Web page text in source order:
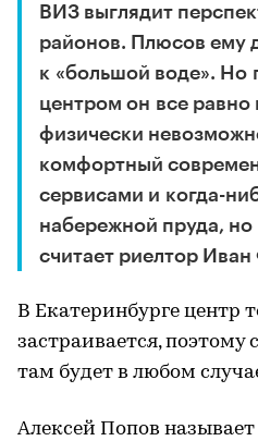
ВИЗ выглядит
районов. Плюсов ему
к «большой воде». Но
центром он все равно
физически
комфортный
сервисами и когда-
набережной пруда, но
считает риелтор
В Екатеринбурге центр
застраивается, поэтому
там будет в любом
Алексей Попов